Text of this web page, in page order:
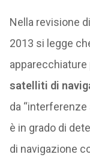
Nella revisione
2013 si legge
apparecchiature
satelliti di
da “interferenze
è in grado di
di navigazione